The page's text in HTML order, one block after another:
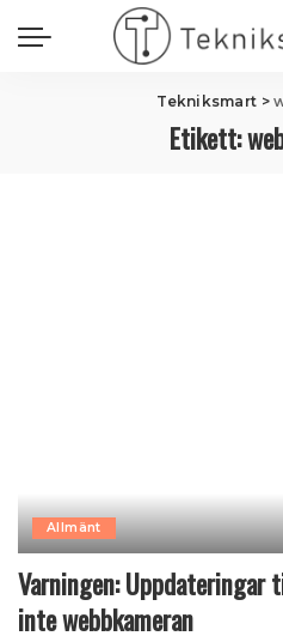
Tekniksmart >
Etikett:
Allmänt
Varningen: Uppdateringar
inte webbkameran